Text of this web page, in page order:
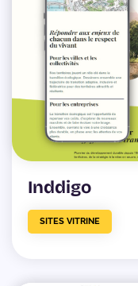
Inddigo
SITES VITRINE